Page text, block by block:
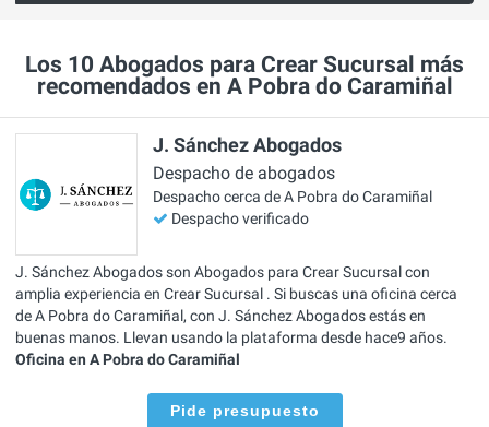
Los 10 Abogados para Crear Sucursal más
recomendados en A Pobra do Caramiñal
J. Sánchez Abogados
Despacho de abogados
Despacho cerca de A Pobra do Caramiñal
Despacho verificado
J. Sánchez Abogados son Abogados para Crear Sucursal con
amplia experiencia en Crear Sucursal . Si buscas una oficina cerca
de A Pobra do Caramiñal, con J. Sánchez Abogados estás en
buenas manos. Llevan usando la plataforma desde hace9 años.
Oficina en A Pobra do Caramiñal
Pide presupuesto